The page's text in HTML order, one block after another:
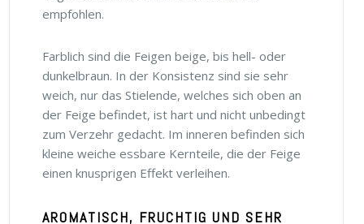
empfohlen.
Farblich sind die Feigen beige, bis hell- oder
dunkelbraun. In der Konsistenz sind sie sehr
weich, nur das Stielende, welches sich oben an
der Feige befindet, ist hart und nicht unbedingt
zum Verzehr gedacht. Im inneren befinden sich
kleine weiche essbare Kernteile, die der Feige
einen knusprigen Effekt verleihen.
AROMATISCH, FRUCHTIG UND SEHR